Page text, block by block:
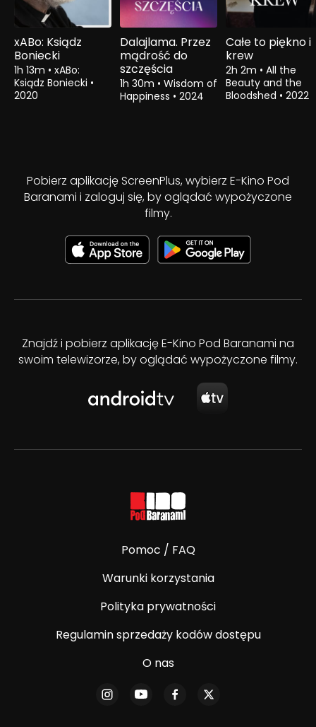
xABo: Ksiądz
Boniecki
1h 13m • xABo:
Ksiądz Boniecki •
2020
Dalajlama. Przez
mądrość do
szczęścia
1h 30m • Wisdom of
Happiness • 2024
Całe to piękno i
krew
2h 2m • All the
Beauty and the
Bloodshed • 2022
Pobierz aplikację ScreenPlus, wybierz E-Kino Pod
Baranami i zaloguj się, by oglądać wypożyczone
filmy.
Znajdź i pobierz aplikację E-Kino Pod Baranami na
swoim telewizorze, by oglądać wypożyczone filmy.
Pomoc / FAQ
Warunki korzystania
Polityka prywatności
Regulamin sprzedaży kodów dostępu
O nas